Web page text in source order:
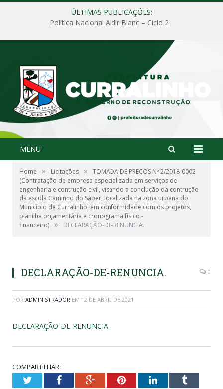
ÚLTIMAS PUBLICAÇÕES:
Política Nacional Aldir Blanc – Ciclo 2
MENU
Home » Licitações »
TOMADA DE PREÇOS Nº 2/2018-0002
(Contratação de empresa especializada em serviços de
engenharia e contrução civil, visando a conclução da contrução
da escola Caminho do Saber, localizada na zona urbana do
Município de Curralinho, em conformidade com os projetos,
planilha orçamentária e cronograma físico -
financeiro) » DECLARAÇÃO-DE-RENUNCIA.
DECLARAÇÃO-DE-RENUNCIA. 0
POR ADMINISTRADOR EM 12 DE ABRIL DE 2021
DECLARAÇÃO-DE-RENUNCIA.
COMPARTILHAR:
TwitterFacebookGoogle+PinterestLinkedInTumblr